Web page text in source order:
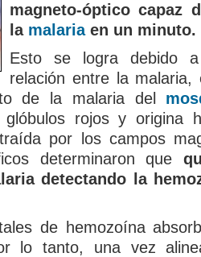
magneto-óptico capaz
la malariaen un minuto.
Esto se logra debido
relación entre la
de la malaria del
rojos y origina
por los campos
determinaron que
detectando la
de hemozoína
lo tanto, una vez